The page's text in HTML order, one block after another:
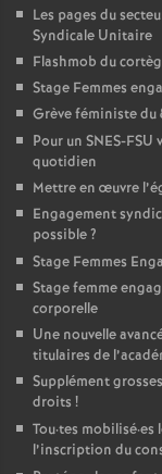
Les pages du
Syndicale Unitaire
Flashmob du
Stage Femmes
Grève féministe du
Pour un SNES-FSU
quotidien
Mettre en œuvre
Engagement
possible?
Stage Femmes
Stage femme
corporelle
Une nouvelle
titulaires de
Supplément
droits !
Tou·tes mobilisé·es
l’inscription du